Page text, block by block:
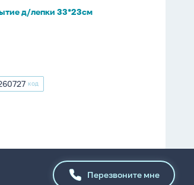
д/лепки 33*23см
КОД
Перезвоните мне